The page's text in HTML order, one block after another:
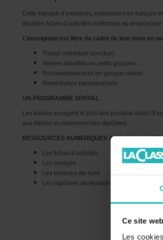
Ce site
Les
Cette banque d’exercices, notamment en français
doubles fiches d’activités conformes au programme
L’enseignant est libre du cadre de leur mise en
Travail individuel ponctuel;
Ateliers planifiés en petits groupes;
Réinvestissements en groupe-classe;
Remédiation personnalisée
UN PROGRAMME SPATIAL
Les élèves voyagent le plus loin possible dans
aux étoiles et obtiennent des diplômes.
RESSOURCES NUMERIQUES A TELECHARGER
Les fiches d'activités
Les corrigés
Les tableaux de suivi
Les diplômes de réussites